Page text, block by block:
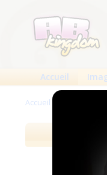
Accueil
Accueil